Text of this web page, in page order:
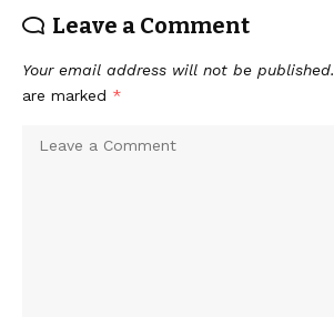
Leave a Comment
Your email address will not be published.
are marked *